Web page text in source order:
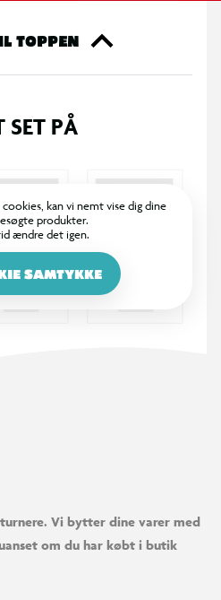
TOPPEN
SET PÅ
kan vi nemt vise dig dine
produkter.
ændre det igen.
SAMTYKKE
Vi bytter dine varer med
om du har købt i butik